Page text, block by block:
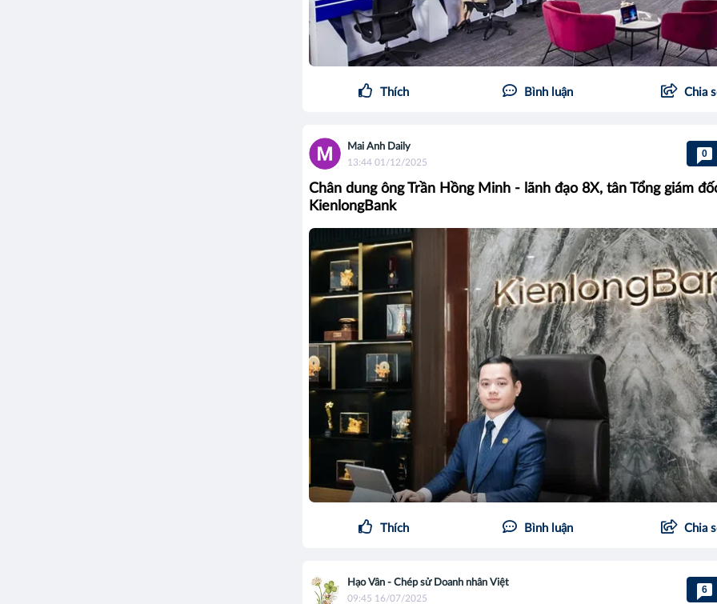
Thích Bình luận Chia
Mai Anh Daily
13:44 01/12/2025
0
Chân dung ông Trần Hồng Minh - lãnh đạo 8X, tân Tổng giám
KienlongBank
Thích Bình luận Chia
Hạo Vân - Chép sử Doanh nhân Việt
09:45 16/07/2025
6